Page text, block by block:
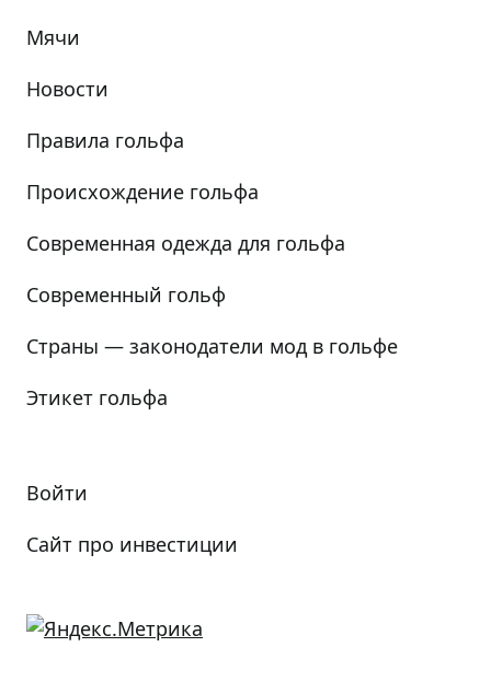
Мячи
Новости
Правила гольфа
Происхождение гольфа
Современная одежда для гольфа
Современный гольф
Страны — законодатели мод в гольфе
Этикет гольфа
Войти
Сайт про инвестиции